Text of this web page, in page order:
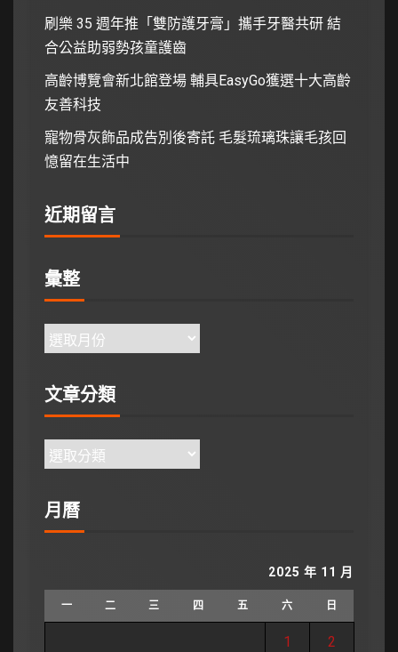
刷樂 35 週年推「雙防護牙膏」攜手牙醫共研 結
合公益助弱勢孩童護齒
高齡博覽會新北館登場 輔具EasyGo獲選十大高齡
友善科技
寵物骨灰飾品成告別後寄託 毛髮琉璃珠讓毛孩回
憶留在生活中
近期留言
彙整
文章分類
月曆
2025 年 11 月
一 二 三 四 五 六 日
1 2